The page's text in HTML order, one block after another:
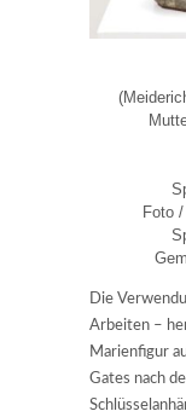
Foto
Die
Arbeiten –
Marienfigur
Gates nach